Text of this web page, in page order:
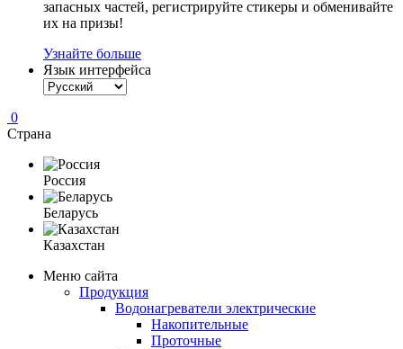
запасных частей, регистрируйте стикеры и обменивайте
их на призы!
Узнайте больше
Язык интерфейса
0
Страна
Россия
Беларусь
Казахстан
Меню сайта
Продукция
Водонагреватели электрические
Накопительные
Проточные